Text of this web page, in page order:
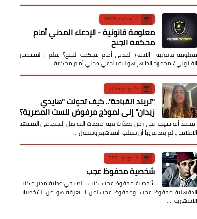
14 سبتمبر 2022
معلومة قانونية - الإدعاء المدني أمام
محكمة الجنح
معلومة قانونية الإدعاء المدني أمام محكمة الجنح؟ بقلم : المستشار
القانوني / محمود الطاهر هو ليه بندعي مدني أمام محكمة …
25 يوليو 2026
​"تريند القباحة".. كيف تحولت "هايدي
زيدان" إلى نموذج مرفوض للست المصرية؟
​ محمد أبو سيف ​في زمن تصدّرت فيه منصات التواصل الاجتماعي المشهد
الإعلامي، لم يعد غريباً أن تنقلب المفاهيم وتتحول …
10 يونيو 2021
شخصية محفوظ عجب
شخصية محفوظ عجب كتب : الصباحي عطية مدير مكتب
الدقهلية محفوظ عجب ومحفوظ عجب لمن لا يعرفه هو من الشخصيات
الانتهازية ا…